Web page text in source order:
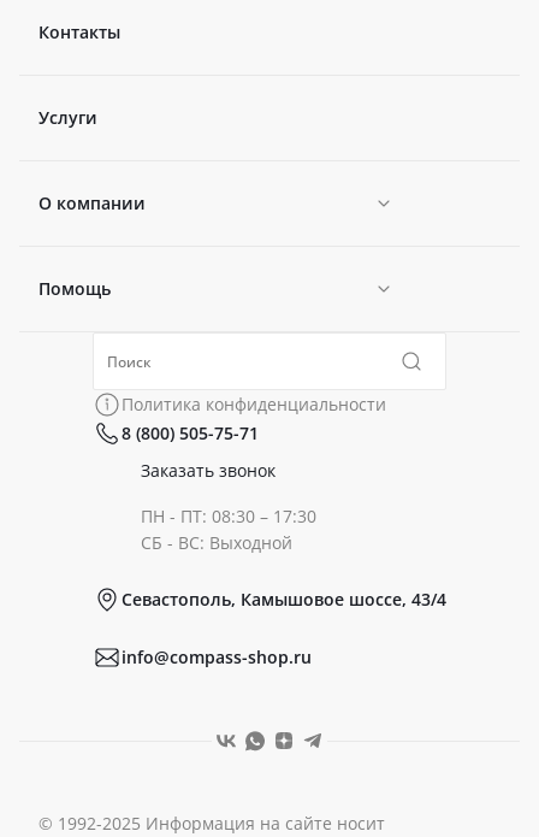
Контакты
Услуги
О компании
Новости
Политика конфиденциальности
Помощь
Коллекции
Политика конфиденциальности
8 (800) 505-75-71
Заказать звонок
ПН - ПТ: 08:30 – 17:30
СБ - ВС: Выходной
Севастополь, Камышовое шоссе, 43/4
info@compass-shop.ru
© 1992-2025 Информация на сайте носит